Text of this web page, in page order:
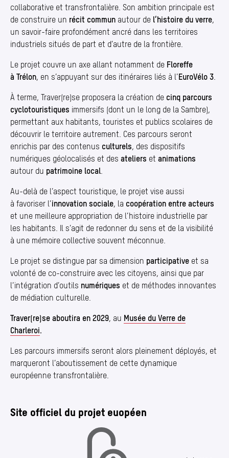
collaborative et transfrontalière. Son ambition principale est
de construire un récit commun autour de l’histoire du verre,
un savoir-faire profondément ancré dans les territoires
industriels situés de part et d’autre de la frontière.
Le projet couvre un axe allant notamment de Floreffe
à Trélon, en s’appuyant sur des itinéraires liés à l’EuroVélo 3
À terme, Traver(re)se proposera la création de cinq parcours
cyclotouristiques immersifs (dont un le long de la Sambre),
permettant aux habitants, touristes et publics scolaires de
découvrir le territoire autrement. Ces parcours seront
enrichis par des contenus culturels, des dispositifs
numériques géolocalisés et des ateliers et animations
autour du patrimoine local
Au-delà de l’aspect touristique, le projet vise aussi
à favoriser l’innovation sociale, la coopération entre acteurs
et une meilleure appropriation de l’histoire industrielle par
les habitants. Il s’agit de redonner du sens et de la visibilité
à une mémoire collective souvent méconnue.
Le projet se distingue par sa dimension participative et sa
volonté de co-construire avec les citoyens, ainsi que par
l’intégration d’outils numériques et de méthodes innovantes
de médiation culturelle.
Traver(re)se aboutira en 2029, au Musée du Verre de
Charleroi.
Les parcours immersifs seront alors pleinement déployés, et
marqueront l’aboutissement de cette dynamique
européenne transfrontalière.
Site officiel du projet euopéen